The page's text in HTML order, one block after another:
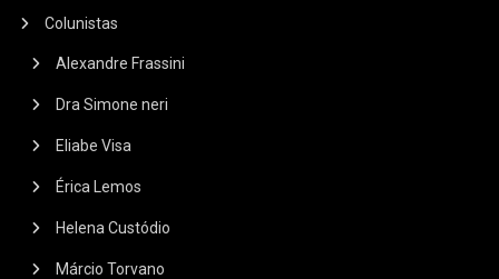
Colunistas
Alexandre Frassini
Dra Simone neri
Eliabe Visa
Érica Lemos
Helena Custódio
Márcio Torvano